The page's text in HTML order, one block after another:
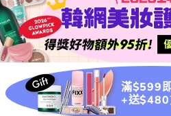
滿$599
+送$480